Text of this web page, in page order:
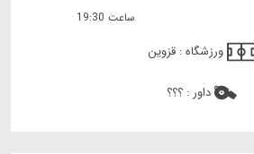
ساعت 19:30
ورزشگاه : قزوین
داور : ؟؟؟